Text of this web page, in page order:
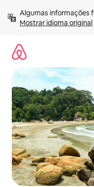
para
Mostrar idioma original